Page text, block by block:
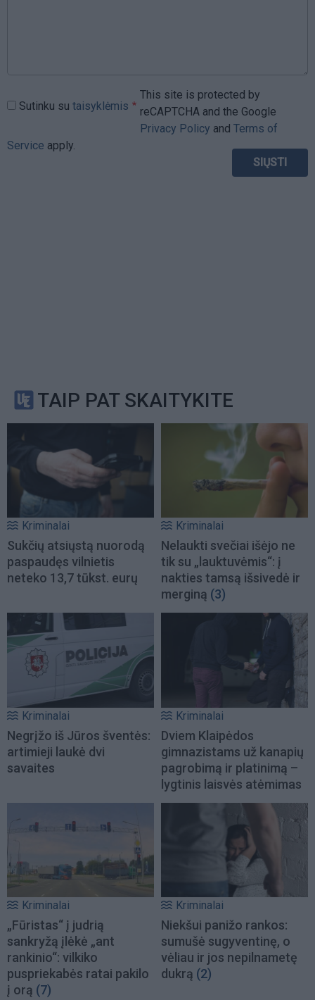
Sutinku su taisyklėmis
This site is protected by
reCAPTCHA and the Google
Privacy Policy and Terms of
Service apply.
TAIP PAT SKAITYKITE
Kriminalai
Sukčių atsiųstą nuorodą
paspaudęs vilnietis
neteko 13,7 tūkst. eurų
Kriminalai
Nelaukti svečiai išėjo ne
tik su „lauktuvėmis“: į
nakties tamsą išsivedė ir
merginą (3)
Kriminalai
Negrįžo iš Jūros šventės:
artimieji laukė dvi
savaites
Kriminalai
Dviem Klaipėdos
gimnazistams už kanapių
pagrobimą ir platinimą –
lygtinis laisvės atėmimas
Kriminalai
„Fūristas“ į judrią
sankryžą įlėkė „ant
rankinio“: vilkiko
puspriekabės ratai pakilo
į orą (7)
Kriminalai
Niekšui panižo rankos:
sumušė sugyventinę, o
vėliau ir jos nepilnametę
dukrą (2)